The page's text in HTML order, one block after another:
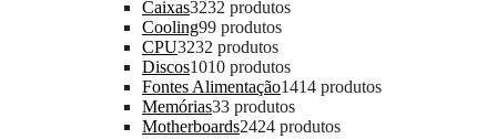
Caixas3232 produtos
Cooling99 produtos
CPU3232 produtos
Discos1010 produtos
Fontes Alimentação1414 produtos
Memórias33 produtos
Motherboards2424 produtos